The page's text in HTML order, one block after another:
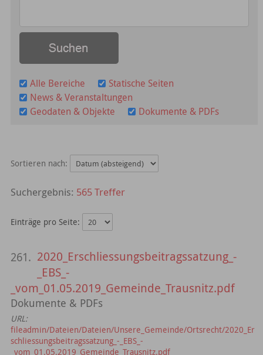
Alle Bereiche
Statische Seiten
News & Veranstaltungen
Geodaten & Objekte
Dokumente & PDFs
Sortieren nach:
565 Treffer
Einträge pro Seite:
261. 2020_Erschliessungsbeitragssatzung_-
_EBS_-
_vom_01.05.2019_Gemeinde_Trausnitz.pdf
Dokumente & PDFs
URL:
fileadmin/Dateien/Dateien/Unsere_Gemeinde/Ortsrecht/2020_Er
schliessungsbeitragssatzung_-_EBS_-
_vom_01.05.2019_Gemeinde_Trausnitz.pdf